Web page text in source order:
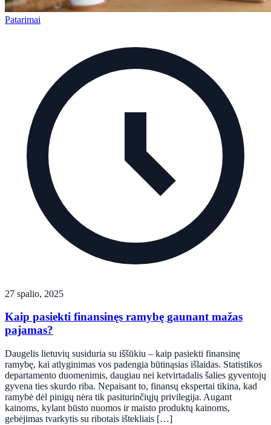
Patarimai
27 spalio, 2025
Kaip pasiekti finansinęs ramybę gaunant mažas
pajamas?
Daugelis lietuvių susiduria su iššūkiu – kaip pasiekti finansinę
ramybę, kai atlyginimas vos padengia būtinąsias išlaidas. Statistikos
departamento duomenimis, daugiau nei ketvirtadalis šalies gyventojų
gyvena ties skurdo riba. Nepaisant to, finansų ekspertai tikina, kad
ramybė dėl pinigų nėra tik pasiturinčiųjų privilegija. Augant
kainoms, kylant būsto nuomos ir maisto produktų kainoms,
gebėjimas tvarkytis su ribotais ištekliais […]